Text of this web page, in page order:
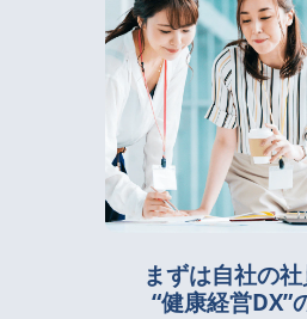
まずは自社の社
“健康経営DX”